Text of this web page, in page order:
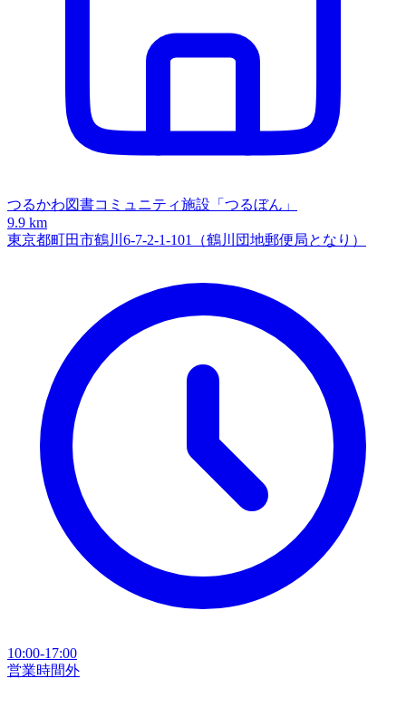
つるかわ図書コミュニティ施設「つるぼん」
9.9 km
東京都町田市鶴川6-7-2-1-101（鶴川団地郵便局となり）
10:00-17:00
営業時間外